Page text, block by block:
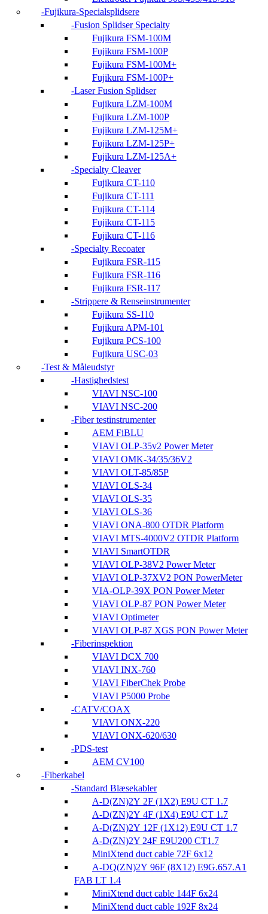
Fujikura-Specialsplidsere
Fusion Splidser Specialty
Fujikura FSM-100M
Fujikura FSM-100P
Fujikura FSM-100M+
Fujikura FSM-100P+
Laser Fusion Splidser
Fujikura LZM-100M
Fujikura LZM-100P
Fujikura LZM-125M+
Fujikura LZM-125P+
Fujikura LZM-125A+
Specialty Cleaver
Fujikura CT-110
Fujikura CT-111
Fujikura CT-114
Fujikura CT-115
Fujikura CT-116
Specialty Recoater
Fujikura FSR-115
Fujikura FSR-116
Fujikura FSR-117
Strippere & Renseinstrumenter
Fujikura SS-110
Fujikura APM-101
Fujikura PCS-100
Fujikura USC-03
Test & Måleudstyr
Hastighedstest
VIAVI NSC-100
VIAVI NSC-200
Fiber testinstrumenter
AEM FiBLU
VIAVI OLP-35v2 Power Meter
VIAVI OMK-34/35/36V2
VIAVI OLT-85/85P
VIAVI OLS-34
VIAVI OLS-35
VIAVI OLS-36
VIAVI ONA-800 OTDR Platform
VIAVI MTS-4000V2 OTDR Platform
VIAVI SmartOTDR
VIAVI OLP-38V2 Power Meter
VIAVI OLP-37XV2 PON PowerMeter
VIA-OLP-39X PON Power Meter
VIAVI OLP-87 PON Power Meter
VIAVI Optimeter
VIAVI OLP-87 XGS PON Power Meter
Fiberinspektion
VIAVI DCX 700
VIAVI INX-760
VIAVI FiberChek Probe
VIAVI P5000 Probe
CATV/COAX
VIAVI ONX-220
VIAVI ONX-620/630
PDS-test
AEM CV100
Fiberkabel
Standard Blæsekabler
A-D(ZN)2Y 2F (1X2) E9U CT 1.7
A-D(ZN)2Y 4F (1X4) E9U CT 1.7
A-D(ZN)2Y 12F (1X12) E9U CT 1.7
A-D(ZN)2Y 24F E9U200 CT1.7
MiniXtend duct cable 72F 6x12
A-DQ(ZN)2Y 96F (8X12) E9G.657.A1
FAB LT 1.4
MiniXtend duct cable 144F 6x24
MiniXtend duct cable 192F 8x24